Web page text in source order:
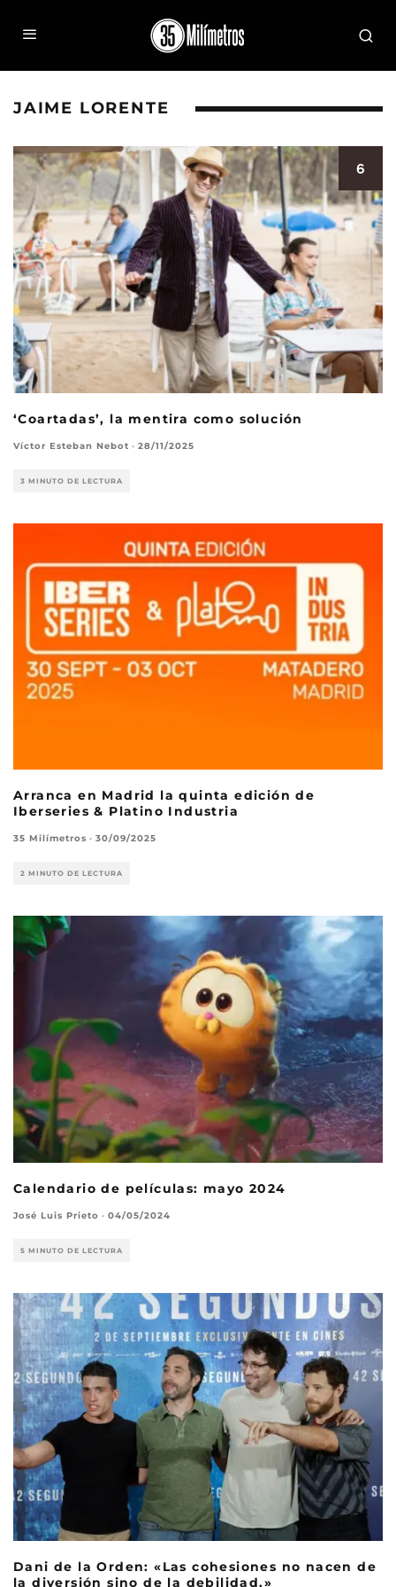
JAIME LORENTE
6
‘Coartadas’, la mentira como solución
Víctor Esteban Nebot · 28/11/2025
3 MINUTO DE LECTURA
Arranca en Madrid la quinta edición de
Iberseries & Platino Industria
35 Milímetros · 30/09/2025
2 MINUTO DE LECTURA
Calendario de películas: mayo 2024
José Luis Prieto · 04/05/2024
5 MINUTO DE LECTURA
Dani de la Orden: «Las cohesiones no nacen de
la diversión sino de la debilidad.»